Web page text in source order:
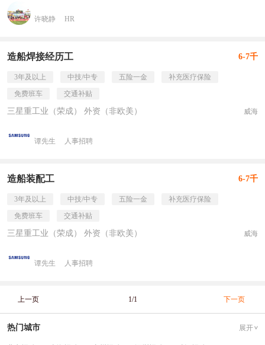
许晓静 HR
造船焊接经历工 6-7千
3年及以上 中技/中专 五险一金
补充医疗保险
免费班车
交通补贴
三星重工业（荣成） 外资（非欧美） 威海
谭先生 人事招聘
造船装配工 6-7千
3年及以上 中技/中专 五险一金
补充医疗保险
免费班车
交通补贴
三星重工业（荣成） 外资（非欧美） 威海
谭先生 人事招聘
上一页 1/1 下一页
热门城市 展开